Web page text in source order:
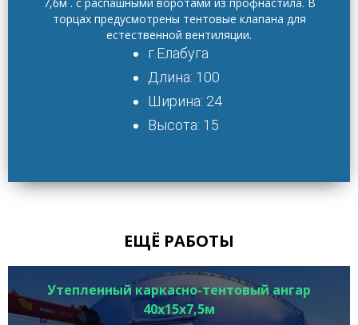
торцах предусмотрены тентовые клапана для
естественной вентиляции.
г.Елабуга
Длина: 100
Ширина: 24
Высота: 15
ЕЩЁ РАБОТЫ
Утепленный каркасно-тентовый ангар
40х15х7,5м